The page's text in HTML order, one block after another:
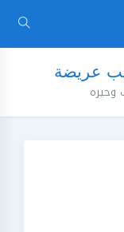
عريضة
وحيره